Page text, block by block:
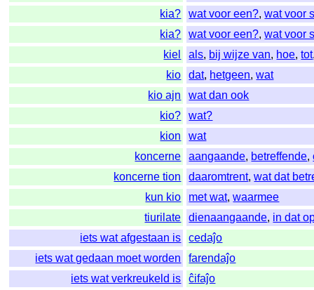
kia?
wat voor een?,wat voor
kia?
wat voor een?,wat voor
kiel
als, bij wijze van, hoe,tot
kio
dat, hetgeen,wat
kio ajn
wat dan ook
kio?
wat?
kion
wat
koncerne
aangaande, betreffende,
koncerne tion
daaromtrent,wat dat
kun kio
met wat,waarmee
tiurilate
dienaangaande, in dat
iets wat afgestaan is
cedaĵo
iets wat gedaan moet worden
farendaĵo
iets wat verkreukeld is
ĉifaĵo